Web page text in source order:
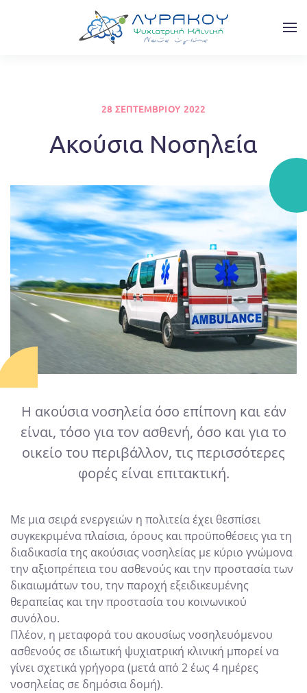
Skip to main content
28 ΣΕΠΤΕΜΒΡΊΟΥ 2022
Aκούσια Nοσηλεία
Η ακούσια νοσηλεία όσο επίπονη και εάν
είναι, τόσο για τον ασθενή, όσο και για το
οικείο του περιβάλλον, τις περισσότερες
φορές είναι επιτακτική.
Με μια σειρά ενεργειών η πολιτεία έχει θεσπίσει
συγκεκριμένα πλαίσια, όρους και προϋποθέσεις για τη
διαδικασία της ακούσιας νοσηλείας με κύριο γνώμονα
την αξιοπρέπεια του ασθενούς και την προστασία των
δικαιωμάτων του, την παροχή εξειδικευμένης
θεραπείας και την προστασία του κοινωνικού
συνόλου.
Πλέον, η μεταφορά του ακουσίως νοσηλευόμενου
ασθενούς σε ιδιωτική ψυχιατρική κλινική μπορεί να
γίνει σχετικά γρήγορα (μετά από 2 έως 4 ημέρες
νοσηλείας σε δημόσια δομή).